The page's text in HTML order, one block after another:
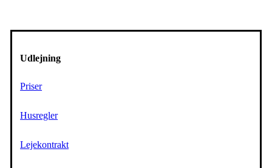
Udlejning
Priser
Husregler
Lejekontrakt